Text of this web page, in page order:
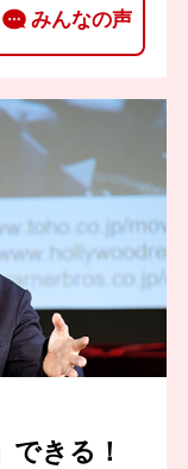
みんなの声
できる！